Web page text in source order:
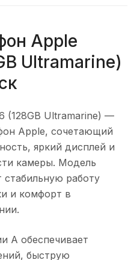
Apple
Ultramarine)
(128GB Ultramarine) —
Apple, сочетающий
яркий дисплей и
камеры. Модель
работу
и комфорт в
A обеспечивает
быструю